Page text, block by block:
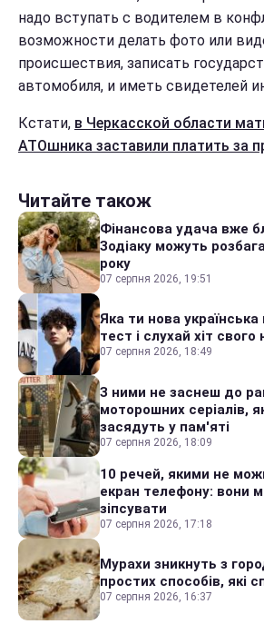
надо вступать с водителем в
возможности делать фото или
происшествия, записать
автомобиля, и иметь свидетелей
Кстати, в Черкасской области
АТОшника заставили платить за
Читайте також
Фінансова удача вже
Зодіаку можуть
року
07 серпня 2026, 19:51
Яка ти нова українська
тест і слухай хіт
07 серпня 2026, 18:49
З ними не заснеш до
моторошних серіалів,
засядуть у пам'яті
07 серпня 2026, 18:09
10 речей, якими не
екран телефону: вони
зіпсувати
07 серпня 2026, 17:18
Мурахи зникнуть з
простих способів, які
07 серпня 2026, 16:37